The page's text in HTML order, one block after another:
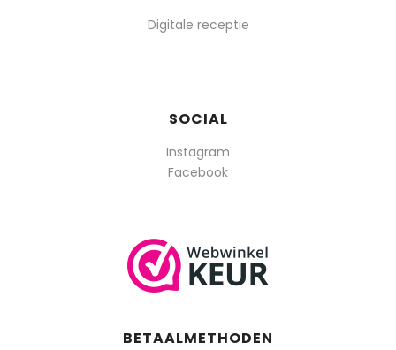
Digitale receptie
SOCIAL
Instagram
Facebook
BETAALMETHODEN